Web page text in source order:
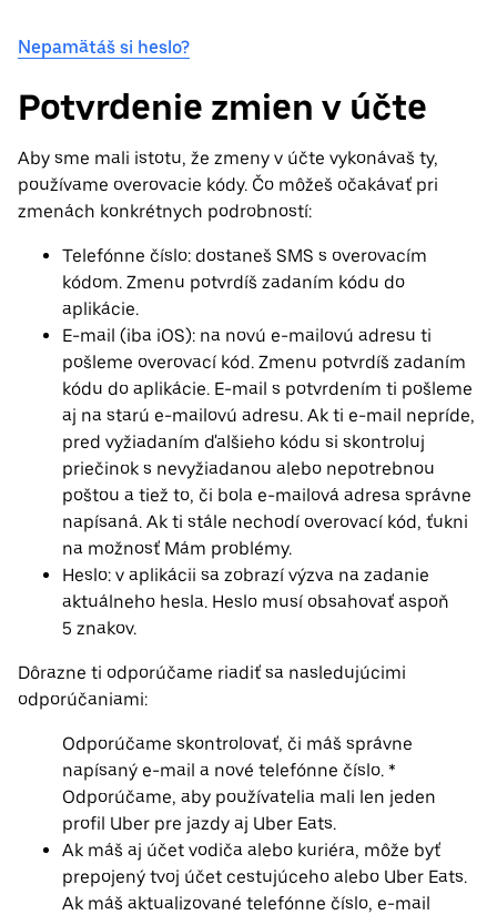
Nepamätáš si heslo?
Potvrdenie zmien v účte
Aby sme mali istotu, že zmeny v účte vykonávaš ty,
používame overovacie kódy. Čo môžeš očakávať pri
zmenách konkrétnych podrobností:
Telefónne číslo: dostaneš SMS s overovacím
kódom. Zmenu potvrdíš zadaním kódu do
aplikácie.
E-mail (iba iOS): na novú e-mailovú adresu ti
pošleme overovací kód. Zmenu potvrdíš zadaním
kódu do aplikácie. E-mail s potvrdením ti pošleme
aj na starú e-mailovú adresu. Ak ti e-mail nepríde,
pred vyžiadaním ďalšieho kódu si skontroluj
priečinok s nevyžiadanou alebo nepotrebnou
poštou a tiež to, či bola e-mailová adresa správne
napísaná. Ak ti stále nechodí overovací kód, ťukni
na možnosť Mám problémy.
Heslo: v aplikácii sa zobrazí výzva na zadanie
aktuálneho hesla. Heslo musí obsahovať aspoň
5 znakov.
Dôrazne ti odporúčame riadiť sa nasledujúcimi
odporúčaniami:
Odporúčame skontrolovať, či máš správne
napísaný e-mail a nové telefónne číslo. *
Odporúčame, aby používatelia mali len jeden
profil Uber pre jazdy aj Uber Eats.
Ak máš aj účet vodiča alebo kuriéra, môže byť
prepojený tvoj účet cestujúceho alebo Uber Eats.
Ak máš aktualizované telefónne číslo, e-mail